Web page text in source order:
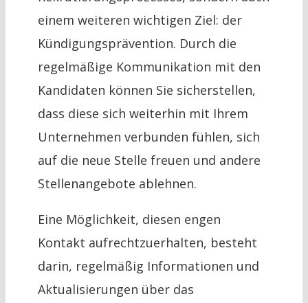
einem weiteren wichtigen Ziel: der
Kündigungsprävention. Durch die
regelmäßige Kommunikation mit den
Kandidaten können Sie sicherstellen,
dass diese sich weiterhin mit Ihrem
Unternehmen verbunden fühlen, sich
auf die neue Stelle freuen und andere
Stellenangebote ablehnen.
Eine Möglichkeit, diesen engen
Kontakt aufrechtzuerhalten, besteht
darin, regelmäßig Informationen und
Aktualisierungen über das